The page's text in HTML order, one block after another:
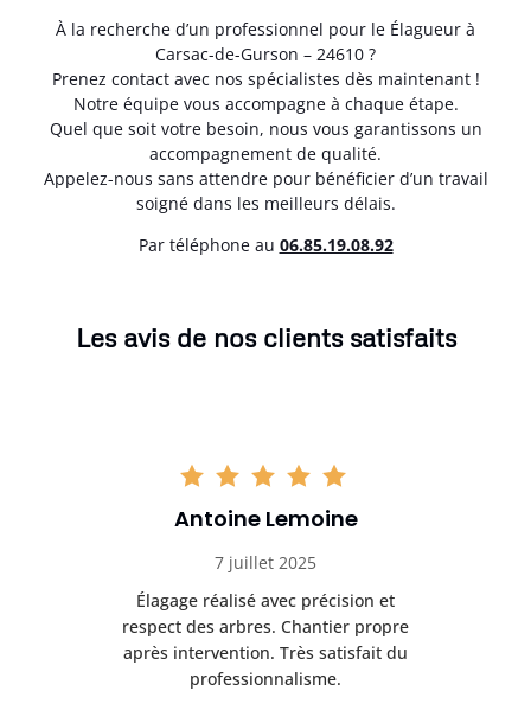
À la recherche d’un professionnel pour le Élagueur à
Carsac-de-Gurson – 24610 ?
Prenez contact avec nos spécialistes dès maintenant !
Notre équipe vous accompagne à chaque étape.
Quel que soit votre besoin, nous vous garantissons un
accompagnement de qualité.
Appelez-nous sans attendre pour bénéficier d’un travail
soigné dans les meilleurs délais.
Par téléphone au 06.85.19.08.92
Les avis de nos clients satisfaits
Antoine Lemoine
7 juillet 2025
Élagage réalisé avec précision et
respect des arbres. Chantier propre
après intervention. Très satisfait du
professionnalisme.